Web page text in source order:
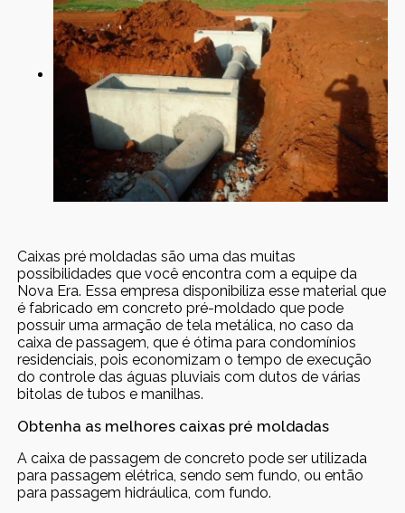
Caixas pré moldadas são uma das muitas
possibilidades que você encontra com a equipe da
Nova Era. Essa empresa disponibiliza esse material que
é fabricado em concreto pré-moldado que pode
possuir uma armação de tela metálica, no caso da
caixa de passagem, que é ótima para condomínios
residenciais, pois economizam o tempo de execução
do controle das águas pluviais com dutos de várias
bitolas de tubos e manilhas.
Obtenha as melhores caixas pré moldadas
A caixa de passagem de concreto pode ser utilizada
para passagem elétrica, sendo sem fundo, ou então
para passagem hidráulica, com fundo.